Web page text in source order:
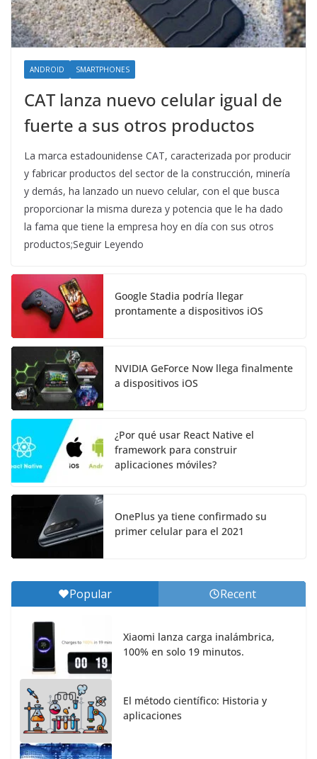
ANDROID SMARTPHONES
CAT lanza nuevo celular igual de
fuerte a sus otros productos
La marca estadounidense CAT, caracterizada por producir
y fabricar productos del sector de la construcción, minería
y demás, ha lanzado un nuevo celular, con el que busca
proporcionar la misma dureza y potencia que le ha dado
la fama que tiene la empresa hoy en día con sus otros
productos;Seguir Leyendo
Google Stadia podría llegar
prontamente a dispositivos iOS
NVIDIA GeForce Now llega finalmente
a dispositivos iOS
¿Por qué usar React Native el
framework para construir
aplicaciones móviles?
OnePlus ya tiene confirmado su
primer celular para el 2021
Popular Recent
Xiaomi lanza carga inalámbrica,
100% en solo 19 minutos.
El método científico: Historia y
aplicaciones